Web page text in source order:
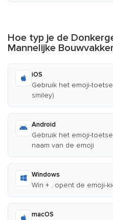
Hoe typ je de
Mannelijke
iOS
Gebruik het emoji-
smiley)
Android
Gebruik het emoji-
naam van de emoji
Windows
Win + . opent de emoji-
macOS